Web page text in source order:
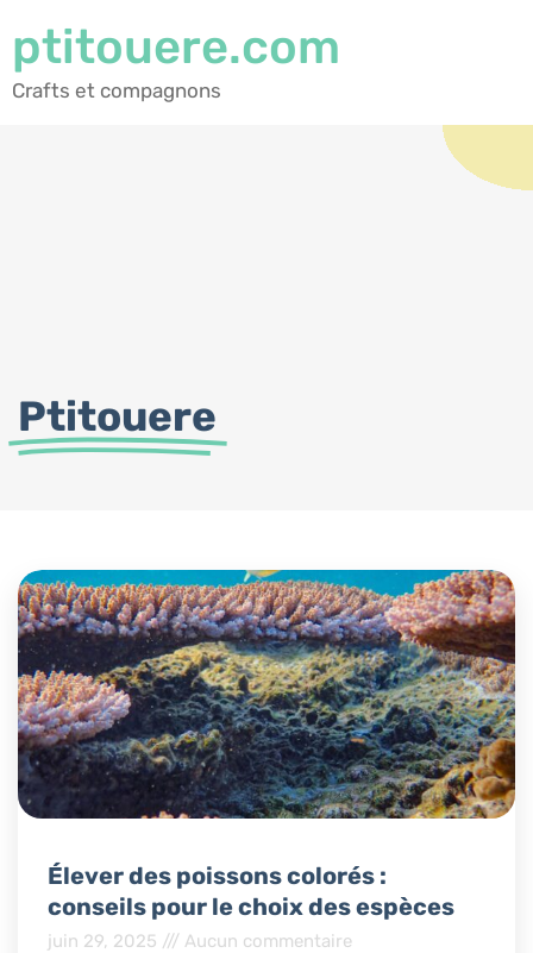
ptitouere.com
Crafts et compagnons
Ptitouere
Élever des poissons colorés :
conseils pour le choix des espèces
juin 29, 2025 Aucun commentaire